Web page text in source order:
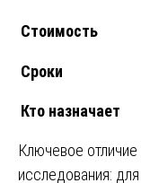
Стоимость
Сроки
Кто назначает
Ключевое
исследования: